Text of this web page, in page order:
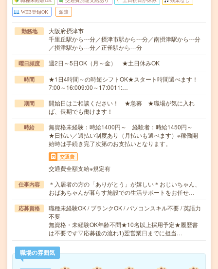
WEB登録OK 派遣
勤務地
大阪府摂津市
千里丘駅から---分／摂津市駅から---分／南摂津駅から---分
／摂津駅から---分／正雀駅から---分
曜日頻度 週2日～5日OK（月～金） ★土日休みOK
時間
★1日4時間～の時短シフトOK★スタート時間選べます！
7:00～16:009:00～17:0011:…
期間
開始日はご相談ください！ ★急募 ★職場が気に入れ
ば、長期でも働けます！
時給
無資格未経験：時給1400円～ 経験者：時給1450円～
★日払い／週払い制度あり（月払いも選べます）※稼働開
始時は手続き完了次第のお支払いとなります。
交通費
交通費全額支給※規定有
仕事内容
＊入居者の方の「ありがとう」が嬉しい＊おじいちゃん、
おばあちゃんが暮らす施設での生活サポートをお任せ…
応募資格
職種未経験OK / ブランクOK / パソコンスキル不要 / 英語力
不要
無資格・未経験OK年齢不問★10名以上採用予定★履歴書
は不要です▽応募後の流れ1)翌営業日までに担当…
職場の雰囲気